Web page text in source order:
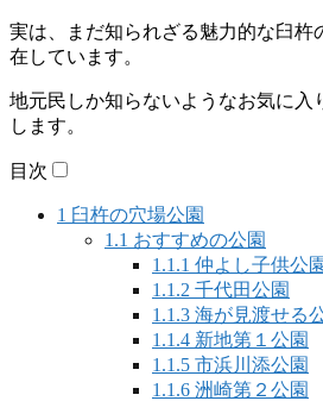
実は、まだ知られざる魅力的な臼杵
在しています。
地元民しか知らないようなお気に入
します。
目次
1 臼杵の穴場公園
1.1 おすすめの公園
1.1.1 仲よし子供公園
1.1.2 千代田公園
1.1.3 海が見渡せる
1.1.4 新地第１公園
1.1.5 市浜川添公園
1.1.6 洲崎第２公園